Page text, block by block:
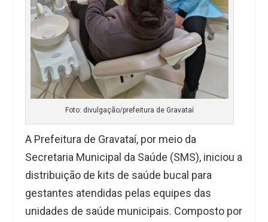
Foto: divulgação/prefeitura de Gravataí
A Prefeitura de Gravataí, por meio da
Secretaria Municipal da Saúde (SMS), iniciou a
distribuição de kits de saúde bucal para
gestantes atendidas pelas equipes das
unidades de saúde municipais. Composto por